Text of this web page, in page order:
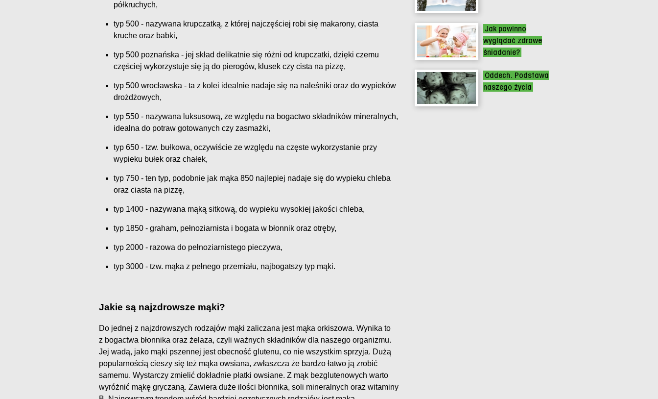
półkruchych,
typ 500 - nazywana krupczatką, z której najczęściej robi się makarony, ciasta
kruche oraz babki,
typ 500 poznańska - jej skład delikatnie się różni od krupczatki, dzięki czemu
częściej wykorzystuje się ją do pierogów, klusek czy cista na pizzę,
typ 500 wrocławska - ta z kolei idealnie nadaje się na naleśniki oraz do wypieków
drożdżowych,
typ 550 - nazywana luksusową, ze względu na bogactwo składników mineralnych,
idealna do potraw gotowanych czy zasmażki,
typ 650 - tzw. bułkowa, oczywiście ze względu na częste wykorzystanie przy
wypieku bułek oraz chałek,
typ 750 - ten typ, podobnie jak mąka 850 najlepiej nadaje się do wypieku chleba
oraz ciasta na pizzę,
typ 1400 - nazywana mąką sitkową, do wypieku wysokiej jakości chleba,
typ 1850 - graham, pełnoziarnista i bogata w błonnik oraz otręby,
typ 2000 - razowa do pełnoziarnistego pieczywa,
typ 3000 - tzw. mąka z pełnego przemiału, najbogatszy typ mąki.
Jakie są najzdrowsze mąki?
Do jednej z najzdrowszych rodzajów mąki zaliczana jest mąka orkiszowa. Wynika to
z bogactwa błonnika oraz żelaza, czyli ważnych składników dla naszego organizmu.
Jej wadą, jako mąki pszennej jest obecność glutenu, co nie wszystkim sprzyja. Dużą
popularnością cieszy się też mąka owsiana, zwłaszcza że bardzo łatwo ją zrobić
samemu. Wystarczy zmielić dokładnie płatki owsiane. Z mąk bezglutenowych warto
wyróżnić mąkę gryczaną. Zawiera duże ilości błonnika, soli mineralnych oraz witaminy
Jak powinno
wyglądać zdrowe
śniadanie?
Oddech. Podstawa
naszego życia